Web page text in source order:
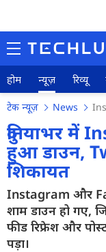
होम न्यूज़ रिव्यू
होम
न्यूज़
रिव्यू
मोबाइल फोन्स
गेमिंग
टेक न्यूज़ News
दुनियाभर में
हुआ डाउन,
शिकायत
Instagram और
शाम डाउन हो गए,
फीड रिफ्रेश और
पड़ा।